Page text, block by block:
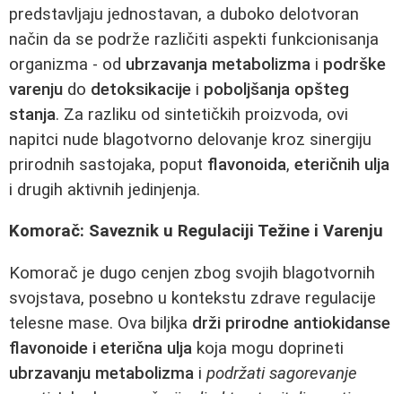
predstavljaju jednostavan, a duboko delotvoran
način da se podrže različiti aspekti funkcionisanja
organizma - od ubrzavanja metabolizma i podrške
varenju do detoksikacije i poboljšanja opšteg
stanja. Za razliku od sintetičkih proizvoda, ovi
napitci nude blagotvorno delovanje kroz sinergiju
prirodnih sastojaka, poput flavonoida, eteričnih ulja
i drugih aktivnih jedinjenja.
Komorač: Saveznik u Regulaciji Težine i Varenju
Komorač je dugo cenjen zbog svojih blagotvornih
svojstava, posebno u kontekstu zdrave regulacije
telesne mase. Ova biljka drži prirodne antiokidanse
flavonoide i eterična ulja koja mogu doprineti
ubrzavanju metabolizma i podržati sagorevanje